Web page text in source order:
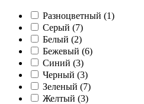
Разноцветный (1)
Серый (7)
Белый (2)
Бежевый (6)
Синий (3)
Черный (3)
Зеленый (7)
Желтый (3)